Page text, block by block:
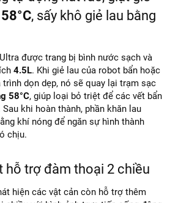
, sấy khô giẻ lau bằng
được trang bị bình nước sạch và
4.5L. Khi giẻ lau của robot bẩn hoặc
dọn dẹp, nó sẽ quay lại trạm sạc
58°C, giúp loại bỏ triệt để các vết bẩn
khi hoàn thành, phần khăn lau
khí nóng để ngăn sự hình thành
chịu.
hỗ trợ đàm thoại 2 chiều
hiện các vật cản còn hỗ trợ thêm